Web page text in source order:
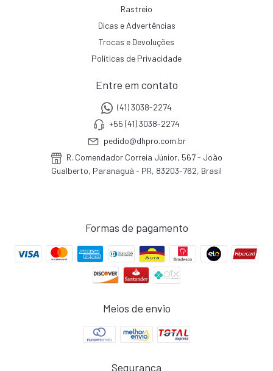
Rastreio
Dicas e Advertências
Trocas e Devoluções
Políticas de Privacidade
Entre em contato
(41) 3038-2274
+55 (41) 3038-2274
pedido@dhpro.com.br
R. Comendador Correia Júnior, 567 - João
Gualberto, Paranaguá - PR, 83203-762, Brasil
Formas de pagamento
Meios de envio
Segurança